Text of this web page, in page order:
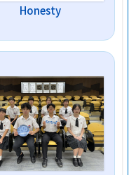
Honesty